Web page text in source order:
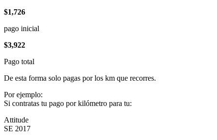
$1,726
pago inicial
$3,922
Pago total
De esta forma solo pagas por los km que recorres.
Por ejemplo:
Si contratas tu pago por kilómetro para tu:
Attitude
SE 2017